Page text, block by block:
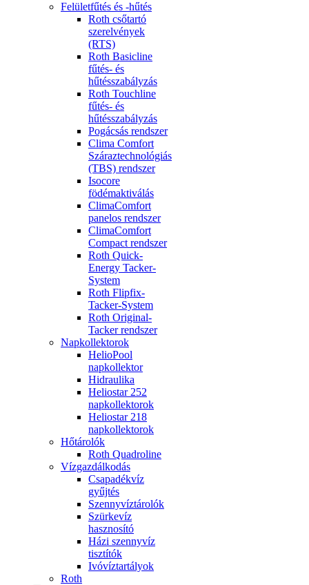
Felületfűtés és -hűtés
Roth csőtartó
szerelvények
(RTS)
Roth Basicline
fűtés- és
hűtésszabályzás
Roth Touchline
fűtés- és
hűtésszabályzás
Pogácsás rendszer
Clima Comfort
Száraztechnológiás
(TBS) rendszer
Isocore
födémaktiválás
ClimaComfort
panelos rendszer
ClimaComfort
Compact rendszer
Roth Quick-
Energy Tacker-
System
Roth Flipfix-
Tacker-System
Roth Original-
Tacker rendszer
Napkollektorok
HelioPool
napkollektor
Hidraulika
Heliostar 252
napkollektorok
Heliostar 218
napkollektorok
Hőtárolók
Roth Quadroline
Vízgazdálkodás
Csapadékvíz
gyűjtés
Szennyvíztárolók
Szürkevíz
hasznosító
Házi szennyvíz
tisztítók
Ivóvíztartályok
Roth